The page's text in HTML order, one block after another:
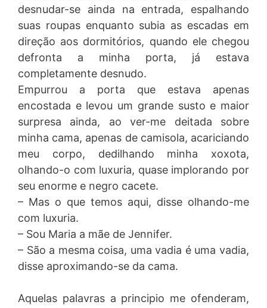
desnudar-se ainda na entrada, espalhando
suas roupas enquanto subia as escadas em
direção aos dormitórios, quando ele chegou
defronta a minha porta, já estava
completamente desnudo.
Empurrou a porta que estava apenas
encostada e levou um grande susto e maior
surpresa ainda, ao ver-me deitada sobre
minha cama, apenas de camisola, acariciando
meu corpo, dedilhando minha xoxota,
olhando-o com luxuria, quase implorando por
seu enorme e negro cacete.
– Mas o que temos aqui, disse olhando-me
com luxuria.
– Sou Maria a mãe de Jennifer.
– São a mesma coisa, uma vadia é uma vadia,
disse aproximando-se da cama.
Aquelas palavras a principio me ofenderam,